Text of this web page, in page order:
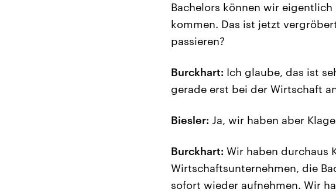
Bachelors können wir
kommen. Das ist jetzt
passieren?
Burckhart: Ich glaube, das ist
gerade erst bei der Wirtschaft
Biesler: Ja, wir haben aber
Burckhart: Wir haben durchaus
Wirtschaftsunternehmen, die
sofort wieder aufnehmen. Wir